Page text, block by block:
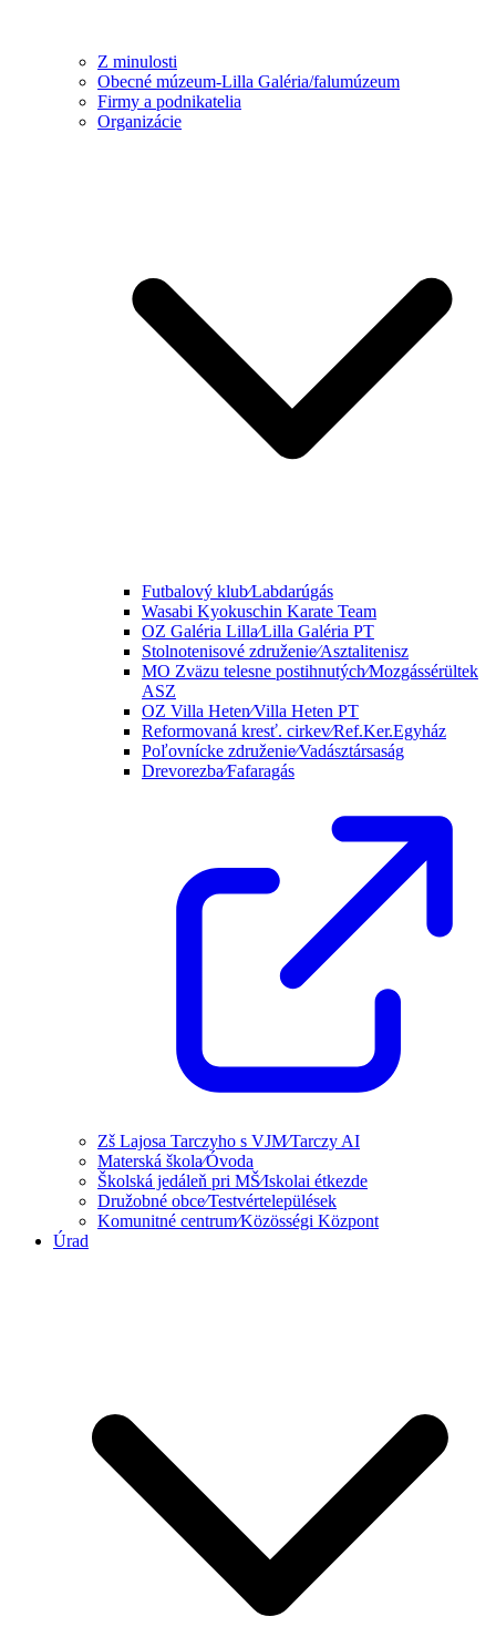
Z minulosti
Obecné múzeum-Lilla Galéria/falumúzeum
Firmy a podnikatelia
Organizácie
Futbalový klub⁄Labdarúgás
Wasabi Kyokuschin Karate Team
OZ Galéria Lilla⁄Lilla Galéria PT
Stolnotenisové združenie⁄Asztalitenisz
MO Zväzu telesne postihnutých⁄Mozgássérültek
ASZ
OZ Villa Heten⁄Villa Heten PT
Reformovaná kresť. cirkev⁄Ref.Ker.Egyház
Poľovnícke združenie⁄Vadásztársaság
Drevorezba⁄Fafaragás
Zš Lajosa Tarczyho s VJM⁄Tarczy AI
Materská škola⁄Óvoda
Školská jedáleň pri MŠ⁄Iskolai étkezde
Družobné obce⁄Testvértelepülések
Komunitné centrum⁄Közösségi Központ
Úrad